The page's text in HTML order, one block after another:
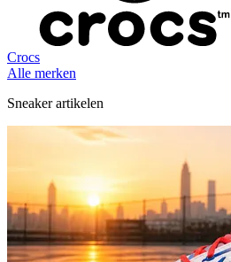
Crocs
Alle merken
Sneaker artikelen